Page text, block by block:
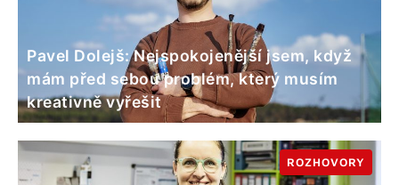
Pavel Dolejš: Nejspokojenější jsem, když
mám před sebou problém, který musím
kreativně vyřešit
ROZHOVORY